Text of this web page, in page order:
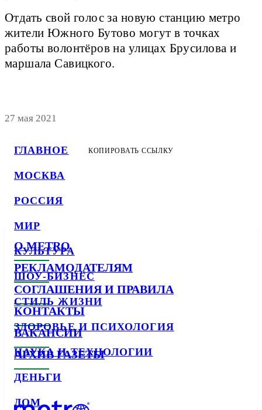
ГЛАВНОЕ
МОСКВА
РОССИЯ
МИР
КУЛЬТУРА
ШОУ-БИЗНЕС
СТИЛЬ ЖИЗНИ
ЗДОРОВЬЕ И ПСИХОЛОГИЯ
НАУКА И ТЕХНОЛОГИИ
ДЕНЬГИ
ДОМ
Отдать свой голос за новую станцию метро
жители Южного Бутово могут в точках
работы волонтёров на улицах Брусилова и
маршала Савицкого.
27 мая 2021
КОПИРОВАТЬ ССЫЛКУ
О METRO
РЕКЛАМОДАТЕЛЯМ
СОГЛАШЕНИЯ И ПРАВИЛА
КОНТАКТЫ
ВАКАНСИИ
АРХИВ ГАЗЕТЫ